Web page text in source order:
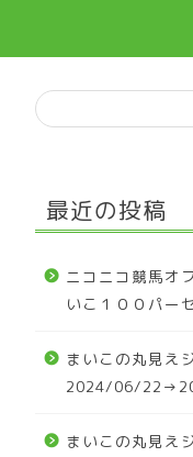
最近の投稿
ニコニコ競馬オ
いこ１００パー
まいこの丸見え
2024/06/
まいこの丸見え